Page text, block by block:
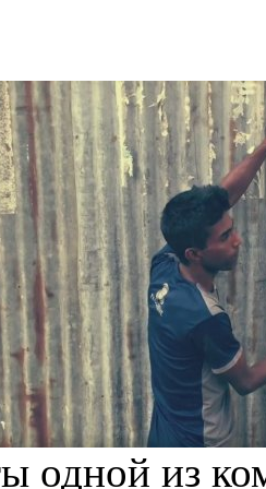
одной из